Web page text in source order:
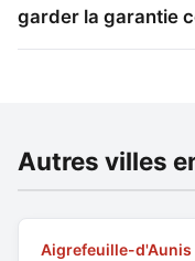
garder la garantie
Autres villes
Aigrefeuille-d'Aunis